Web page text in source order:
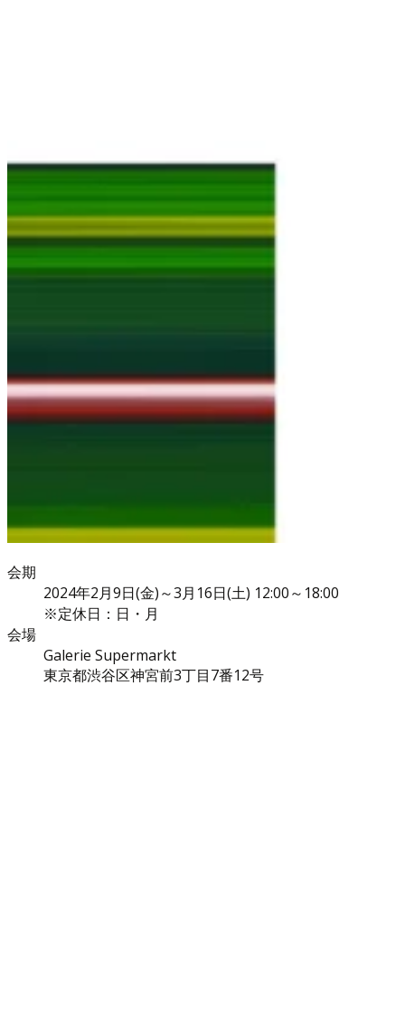
会期
2024年2月9日(金)～3月16日(土) 12:00～18:00
※定休日：日・月
会場
Galerie Supermarkt
東京都渋谷区神宮前3丁目7番12号